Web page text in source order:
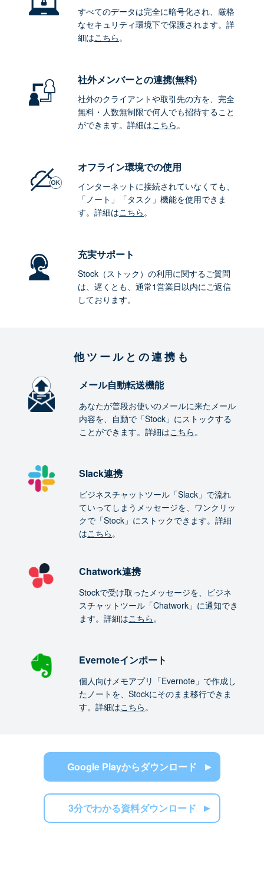
すべてのデータは完全に暗号化され、厳格
なセキュリティ環境下で保護されます。詳
細はこちら。
社外メンバーとの連携(無料)
社外のクライアントや取引先の方を、完全
無料・人数無制限で何人でも招待すること
ができます。詳細はこちら。
オフライン環境での使用
インターネットに接続されていなくても、
「ノート」「タスク」機能を使用できま
す。詳細はこちら。
充実サポート
Stock（ストック）の利用に関するご質問
は、遅くとも、通常1営業日以内にご返信
しております。
他ツールとの連携も
メール自動転送機能
あなたが普段お使いのメールに来たメール
内容を、自動で「Stock」にストックする
ことができます。詳細はこちら。
Slack連携
ビジネスチャットツール「Slack」で流れ
ていってしまうメッセージを、ワンクリッ
クで「Stock」にストックできます。詳細
はこちら。
Chatwork連携
Stockで受け取ったメッセージを、ビジネ
スチャットツール「Chatwork」に通知でき
ます。詳細はこちら。
Evernoteインポート
個人向けメモアプリ「Evernote」で作成し
たノートを、Stockにそのまま移行できま
す。詳細はこちら。
Google Playからダウンロード
3分でわかる資料ダウンロード